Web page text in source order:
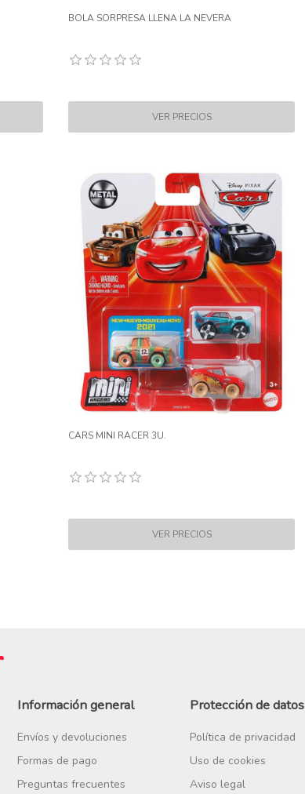
BOLA SORPRESA LLENA LA NEVERA
CARS MINI RACER 3U.
Información general
Envíos y devoluciones
Formas de pago
Preguntas frecuentes
Protección de datos
Política de privacidad
Uso de cookies
Aviso legal